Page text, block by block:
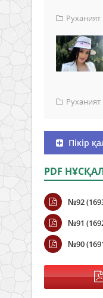
Руханият
Руханият
Пікір
PDF
№92
№91
№90